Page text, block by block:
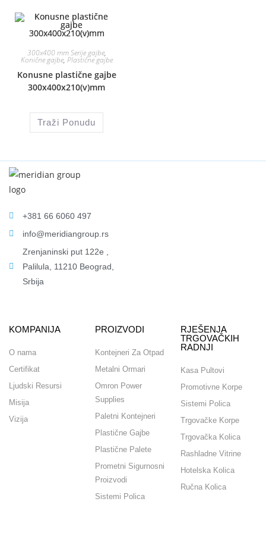
300x400 mm Serije gajbe,
Konične gajbe, Plastične gajbe
Konusne plastične gajbe
300x400x210(v)mm
Traži Ponudu
+381 66 6060 497
info@meridiangroup.rs
Zrenjaninski put 122e ,
Palilula, 11210 Beograd,
Srbija
KOMPANIJA
O nama
Certifikat
Ljudski Resursi
Misija
Vizija
PROIZVODI
Kontejneri Za Otpad
Metalni Ormari
Omron Power
Supplies
Paletni Kontejneri
Plastične Gajbe
Plastične Palete
Prometni Sigurnosni
Proizvodi
Sistemi Polica
RJEŠENJA
TRGOVAČKIH
RADNJI
Kasa Pultovi
Promotivne Korpe
Sistemi Polica
Trgovačke Korpe
Trgovačka Kolica
Rashladne Vitrine
Hotelska Kolica
Ručna Kolica